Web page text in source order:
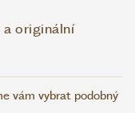
a originální
vám vybrat podobný